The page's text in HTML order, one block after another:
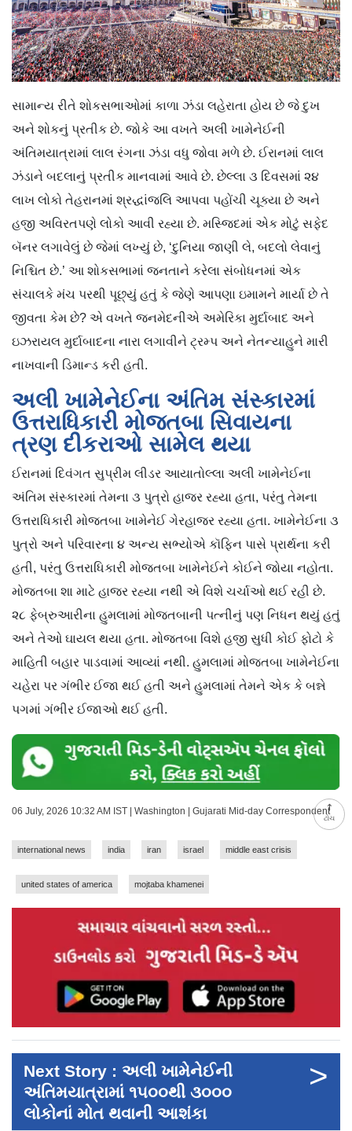
ટોચ
સામાન્ય રીતે શોકસભાઓમાં કાળા ઝંડા લહેરાતા હોય છે જે દુખ
અને શોકનું પ્રતીક છે. જોકે આ વખતે અલી ખામેનેઈની
અંતિમયાત્રામાં લાલ રંગના ઝંડા વધુ જોવા મળે છે. ઈરાનમાં લાલ
ઝંડાને બદલાનું પ્રતીક માનવામાં આવે છે. છેલ્લા ૩ દિવસમાં ૨૪
લાખ લોકો તેહરાનમાં શ્રદ્ધાંજલિ આપવા પહોંચી ચૂક્યા છે અને
હજી અવિરતપણે લોકો આવી રહ્યા છે. મસ્જિદમાં એક મોટું સફેદ
બૅનર લગાવેલું છે જેમાં લખ્યું છે, ‘દુનિયા જાણી લે, બદલો લેવાનું
નિશ્ચિત છે.’ આ શોકસભામાં જનતાને કરેલા સંબોધનમાં એક
સંચાલકે મંચ પરથી પૂછ્યું હતું કે જેણે આપણા ઇમામને માર્યા છે તે
જીવતા કેમ છે? એ વખતે જનમેદનીએ અમેરિકા મુર્દાબાદ અને
ઇઝરાયલ મુર્દાબાદના નારા લગાવીને ટ્રમ્પ અને નેતન્યાહુને મારી
નાખવાની ડિમાન્ડ કરી હતી.
અલી ખામેનેઈના અંતિમ સંસ્કારમાં
ઉત્તરાધિકારી મોજતબા સિવાયના
ત્રણ દીકરાઓ સામેલ થયા
ઈરાનમાં દિવંગત સુપ્રીમ લીડર આયાતોલ્લા અલી ખામેનેઈના
અંતિમ સંસ્કારમાં તેમના ૩ પુત્રો હાજર રહ્યા હતા, પરંતુ તેમના
ઉત્તરાધિકારી મોજતબા ખામેનેઈ ગેરહાજર રહ્યા હતા. ખામેનેઈના ૩
પુત્રો અને પરિવારના ૪ અન્ય સભ્યોએ કૉફિન પાસે પ્રાર્થના કરી
હતી, પરંતુ ઉત્તરાધિકારી મોજતબા ખામેનેઈને કોઈને જોયા નહોતા.
મોજતબા શા માટે હાજર રહ્યા નથી એ વિશે ચર્ચાઓ થઈ રહી છે.
૨૮ ફેબ્રુઆરીના હુમલામાં મોજતબાની પત્નીનું પણ નિધન થયું હતું
અને તેઓ ઘાયલ થયા હતા. મોજતબા વિશે હજી સુધી કોઈ ફોટો કે
માહિતી બહાર પાડવામાં આવ્યાં નથી. હુમલામાં મોજતબા ખામેનેઈના
ચહેરા પર ગંભીર ઈજા થઈ હતી અને હુમલામાં તેમને એક કે બન્ને
પગમાં ગંભીર ઈજાઓ થઈ હતી.
06 July, 2026 10:32 AM IST | Washington | Gujarati Mid-day Correspondent
international news india iran israel middle east crisis
united states of america mojtaba khamenei
Next Story : અલી ખામેનેઈની
અંતિમયાત્રામાં ૧૫૦૦થી ૩૦૦૦
લોકોનાં મોત થવાની આશંકા
>